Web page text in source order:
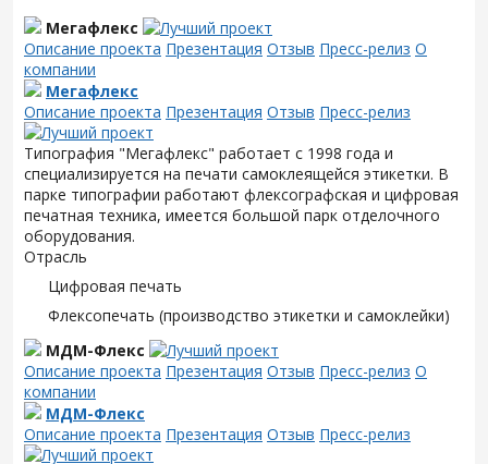
Мегафлекс
Описание проекта Презентация Отзыв Пресс-релиз О
компании
Мегафлекс
Описание проекта Презентация Отзыв Пресс-релиз
Типография "Мегафлекс" работает с 1998 года и
специализируется на печати самоклеящейся этикетки. В
парке типографии работают флексографская и цифровая
печатная техника, имеется большой парк отделочного
оборудования.
Отрасль
Цифровая печать
Флексопечать (производство этикетки и самоклейки)
МДМ-Флекс
Описание проекта Презентация Отзыв Пресс-релиз О
компании
МДМ-Флекс
Описание проекта Презентация Отзыв Пресс-релиз